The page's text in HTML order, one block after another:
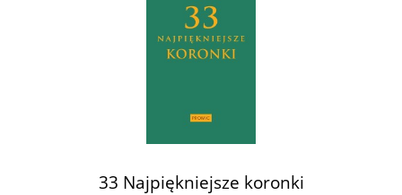
33 Najpiękniejsze koronki